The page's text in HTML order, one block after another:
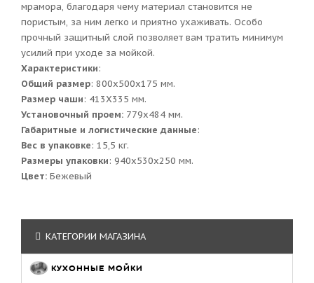
мрамора, благодаря чему материал становится не
пористым, за ним легко и приятно ухаживать. Особо
прочный защитный слой позволяет вам тратить минимум
усилий при уходе за мойкой.
Характеристики:
Общий размер: 800x500x175 мм.
Размер чаши: 413Х335 мм.
Установочный проем: 779x484 мм.
Габаритные и логистические данные:
Вес в упаковке: 15,5 кг.
Размеры упаковки: 940x530x250 мм.
Цвет: Бежевый
КАТЕГОРИИ МАГАЗИНА
КУХОННЫЕ МОЙКИ